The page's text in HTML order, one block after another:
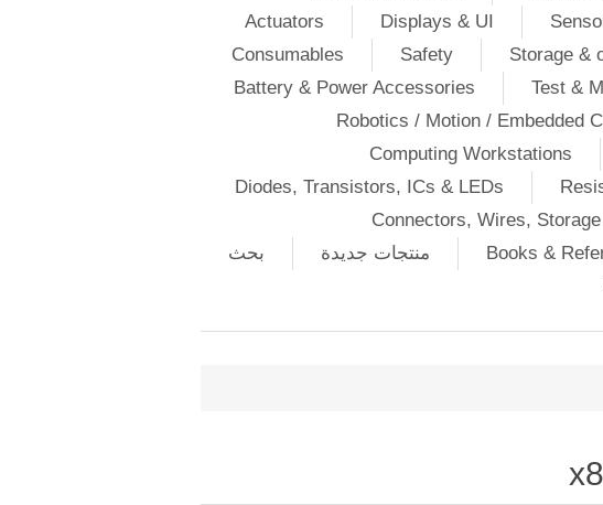
Displays & UI
Actuators
Storage &
Safety
Consumables
Test &
Battery & Power Accessories
Robotics / Motion / Embedded
Computing Workstations
Diodes, Transistors, ICs & LEDs
Connectors, Wires,
Books & منتجات جديدة
بحث